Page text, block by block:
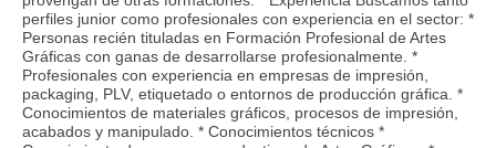
perfiles junior como profesionales con experiencia en el sector: *
Personas recién tituladas en Formación Profesional de Artes
Gráficas con ganas de desarrollarse profesionalmente. *
Profesionales con experiencia en empresas de impresión,
packaging, PLV, etiquetado o entornos de producción gráfica. *
Conocimientos de materiales gráficos, procesos de impresión,
acabados y manipulado. * Conocimientos técnicos *